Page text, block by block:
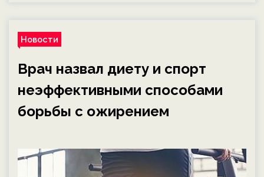
Новости
Врач назвал диету и спорт
неэффективными способами
борьбы с ожирением